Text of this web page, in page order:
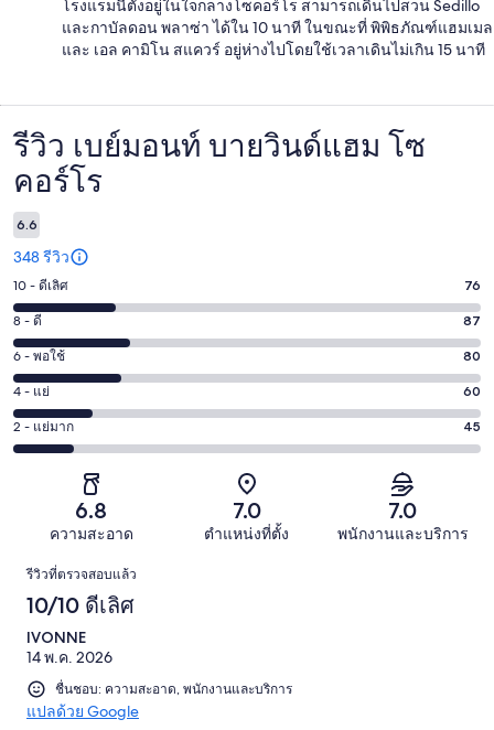
โรงแรมนี้ตั้งอยู่ในใจกลางโซคอร์โร สามารถเดินไปสวน Sedillo
และกาบัลดอน พลาซ่า ได้ใน 10 นาที ในขณะที่ พิพิธภัณฑ์แฮมเมล
และ เอล คามิโน สแควร์ อยู่ห่างไปโดยใช้เวลาเดินไม่เกิน 15 นาที
รีวิว
รีวิว เบย์มอนท์ บายวินด์แฮม โซ
คอร์โร
6.6
348 รีวิว
คะแนน
10
-
ดี
เลิศ
76
จาก
10 - ดีเลิศ 76
คะแนน
8
-
ดี
87
จาก
8 - ดี 87
คะแนน
6
-
พอใช้
80
6 - พอใช้ 80
คะแนน
4
-
รีวิว
4 - แย่ 60
คะแนน
2
จาก
348
รีวิว
2 - แย่มาก 45
6.8
ความสะอาด
7.0
ตำแหน่งที่ตั้ง
7.0
พนักงานและบริการ
รีวิว
รีวิวที่ตรวจสอบแล้ว
10/10 ดีเลิศ
IVONNE
14 พ.ค. 2026
ชื่นชอบ: ความสะอาด, พนักงานและบริการ
แปลด้วย Google